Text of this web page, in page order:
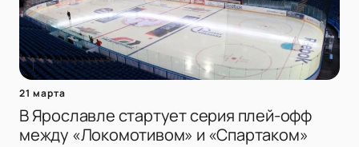
21 марта
В Ярославле стартует серия плей-офф
между «Локомотивом» и «Спартаком»